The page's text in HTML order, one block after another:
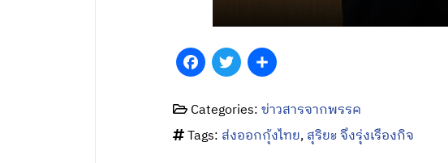
Facebook
TwitterShare
Categories:ข่าวสารจากพรรค
Tags: ส่งออกกุ้งไทย,สุริยะ จึงรุ่งเรืองกิจ